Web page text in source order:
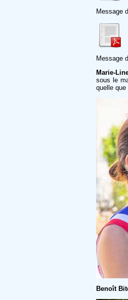
Message
Message
Marie-
sous le
quelle
Benoît